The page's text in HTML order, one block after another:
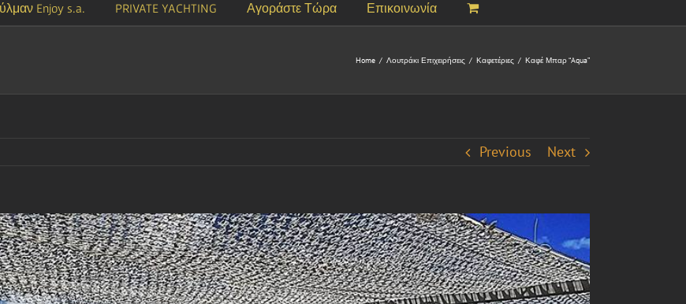
Enjoy s.a. PRIVATE YACHTING Αγοράστε Τώρα Επικοινωνία
Home / Λουτράκι Επιχειρήσεις / Καφετέριες / Καφέ Μπαρ “Aqua”
Previous Next